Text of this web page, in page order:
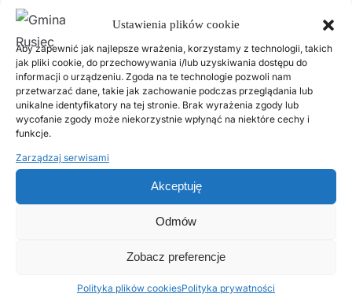
Ustawienia plików cookie
Aby zapewnić jak najlepsze wrażenia, korzystamy z technologii, takich
jak pliki cookie, do przechowywania i/lub uzyskiwania dostępu do
informacji o urządzeniu. Zgoda na te technologie pozwoli nam
przetwarzać dane, takie jak zachowanie podczas przeglądania lub
unikalne identyfikatory na tej stronie. Brak wyrażenia zgody lub
wycofanie zgody może niekorzystnie wpłynąć na niektóre cechy i
funkcje.
Zarządzaj serwisami
Akceptuję
Odmów
Zobacz preferencje
Polityka plików cookiesPolityka prywatności
Wójt zajmie własne stanowisko odnośnie uzyskanych
opinii i opublikuje je na stronie internetowej Urzędu
Gminy Rusiec, w Biuletynie Informacji Publicznej oraz
na tablicy ogłoszeń.
zarządzenie – konsultacje
Zał.Formularz konsultacji 2025
ZAŁ. Projekt Programu Współpracy na 2025 r.
Pobierz
Popularne wpisy